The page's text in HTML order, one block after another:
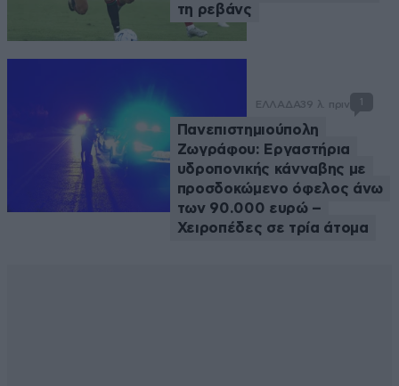
τη ρεβάνς
ΕΛΛΑΔΑ39 λ. πριν 1
Πανεπιστημιούπολη
Ζωγράφου: Εργαστήρια
υδροπονικής κάνναβης με
προσδοκώμενο όφελος άνω
των 90.000 ευρώ –
Χειροπέδες σε τρία άτομα